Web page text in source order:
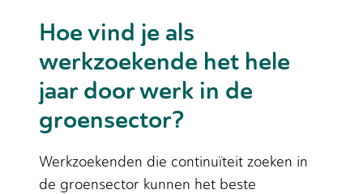
Hoe vind je als
werkzoekende het hele
jaar door werk in de
groensector?
Werkzoekenden die continuïteit zoeken in
de groensector kunnen het beste